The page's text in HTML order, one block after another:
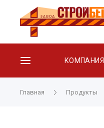
КОМПАНИЯ
Главная Продукты